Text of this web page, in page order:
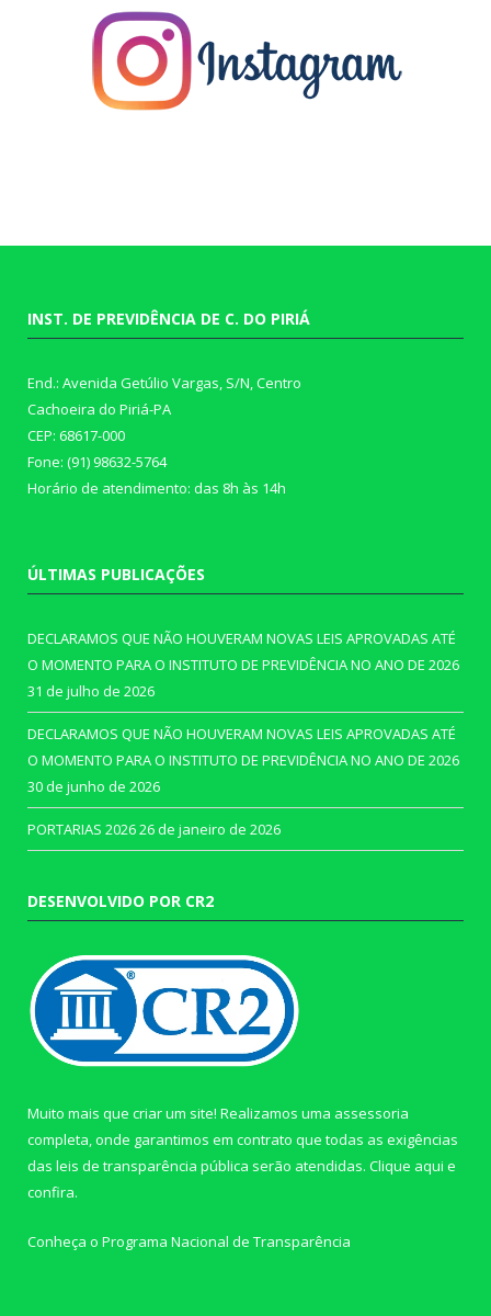
INST. DE PREVIDÊNCIA DE C. DO PIRIÁ
End.: Avenida Getúlio Vargas, S/N, Centro
Cachoeira do Piriá-PA
CEP: 68617-000
Fone: (91) 98632-5764
Horário de atendimento: das 8h às 14h
ÚLTIMAS PUBLICAÇÕES
DECLARAMOS QUE NÃO HOUVERAM NOVAS LEIS APROVADAS ATÉ
O MOMENTO PARA O INSTITUTO DE PREVIDÊNCIA NO ANO DE 2026
31 de julho de 2026
DECLARAMOS QUE NÃO HOUVERAM NOVAS LEIS APROVADAS ATÉ
O MOMENTO PARA O INSTITUTO DE PREVIDÊNCIA NO ANO DE 2026
30 de junho de 2026
PORTARIAS 202626 de janeiro de 2026
DESENVOLVIDO POR CR2
Muito mais que criar um site! Realizamos uma assessoria
completa, onde garantimos em contrato que todas as exigências
das leis de transparência pública serão atendidas. Clique aqui e
confira.
Conheça o Programa Nacional de Transparência